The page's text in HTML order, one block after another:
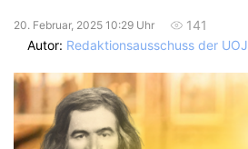
20. Februar, 2025 10:29 Uhr
141
Autor: Redaktionsausschuss der UOJ